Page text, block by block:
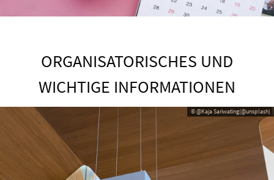
ORGANISATORISCHES UND
WICHTIGE INFORMATIONEN
© @Kaja Sariwating(@unsplash)